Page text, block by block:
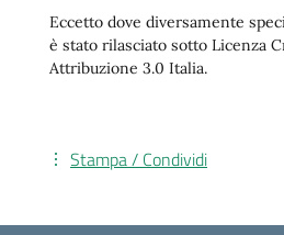
Eccetto dove diversamente
è stato rilasciato sotto Licenza
Attribuzione 3.0 Italia.
Stampa / Condividi